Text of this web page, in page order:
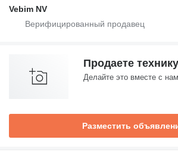
Vebim NV
Продаете
Делайте это вместе с
Разместить